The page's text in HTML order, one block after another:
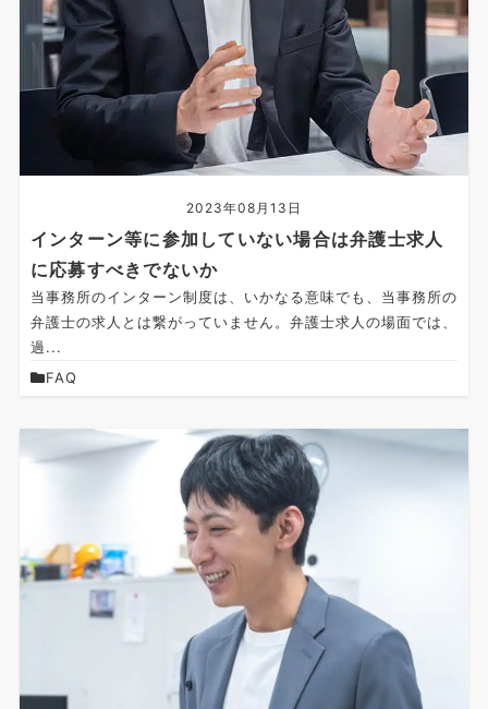
2023年08月13日
インターン等に参加していない場合は弁護士求人
に応募すべきでないか
当事務所のインターン制度は、いかなる意味でも、当事務所の
弁護士の求人とは繋がっていません。弁護士求人の場面では、
過...
FAQ